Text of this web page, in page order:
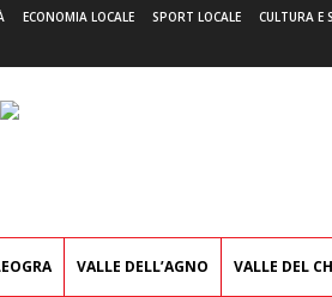
ECONOMIA LOCALE SPORT LOCALE CULTURA E
VALLE DELL’AGNO VALLE DEL